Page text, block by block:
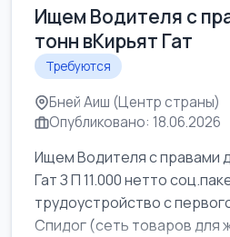
Ищем Водителя с
тонн вКирьят Гат
Требуются
Бней Аиш (Центр страны)
Опубликовано: 18.06.2026
Ищем Водителя с правами
Гат З П 11.000 нетто
трудоустройство с
Спидог (сеть товаров для